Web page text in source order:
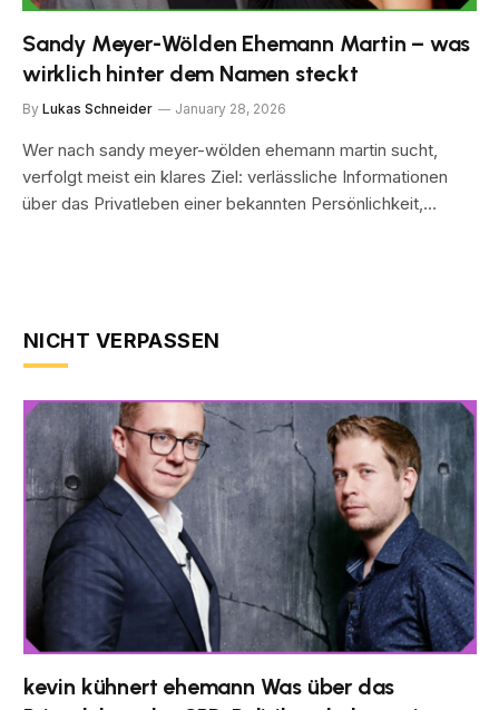
Sandy Meyer-Wölden Ehemann Martin – was
wirklich hinter dem Namen steckt
By Lukas Schneider January 28, 2026
Wer nach sandy meyer-wölden ehemann martin sucht,
verfolgt meist ein klares Ziel: verlässliche Informationen
über das Privatleben einer bekannten Persönlichkeit,…
NICHT VERPASSEN
kevin kühnert ehemann Was über das